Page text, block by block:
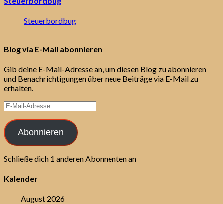
Steuerbordbug
Blog via E-Mail abonnieren
Gib deine E-Mail-Adresse an, um diesen Blog zu abonnieren
und Benachrichtigungen über neue Beiträge via E-Mail zu
erhalten.
E-
Mail-
Adresse
Abonnieren
Schließe dich 1 anderen Abonnenten an
Kalender
August 2026